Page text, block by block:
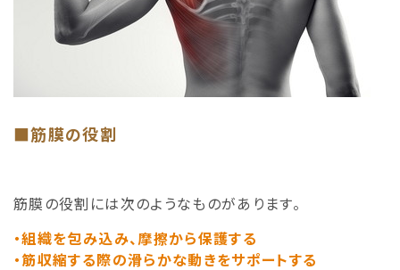
■筋膜の役割
筋膜の役割には次のようなものがあります。
・組織を包み込み、摩擦から保護する
・筋収縮する際の滑らかな動きをサポートする